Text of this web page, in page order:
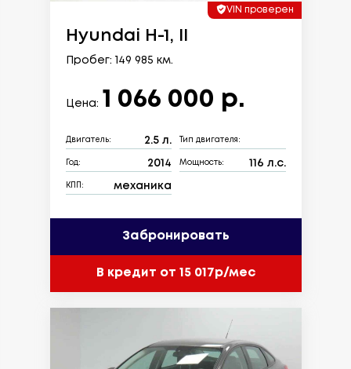
VIN проверен
Hyundai H-1, II
Пробег: 149 985 км.
Цена: 1 066 000 р.
Двигатель: 2.5 л. Тип двигателя:
Год: 2014 Мощность: 116 л.с.
КПП: механика
Забронировать
В кредит от 15 017р/мес